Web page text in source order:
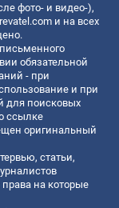
фото- и видео-),
и на всех
обязательной
- при
и при
для поисковых
ссылке
оригинальный
статьи,
на которые